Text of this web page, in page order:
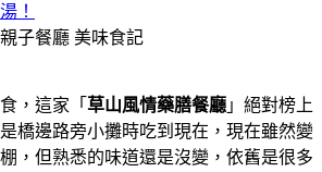
！
子餐廳 美味食記
，這家「 草山風情藥膳餐廳 」絕對榜上
橋邊路旁小攤時吃到現在，現在雖然變
，但熟悉的味道還是沒變，依舊是很多